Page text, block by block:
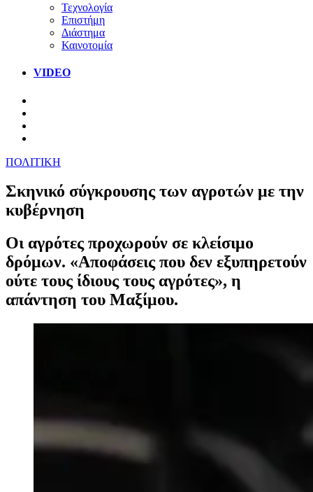
Τεχνολογία
Επιστήμη
Διάστημα
Καινοτομία
VIDEO
ΠΟΛΙΤΙΚΗ
Σκηνικό σύγκρουσης των αγροτών με την
κυβέρνηση
Οι αγρότες προχωρούν σε κλείσιμο
δρόμων. «Αποφάσεις που δεν εξυπηρετούν
ούτε τους ίδιους τους αγρότες», η
απάντηση του Μαξίμου.